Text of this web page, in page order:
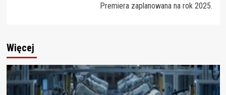
Premiera zaplanowana na rok 2025.
Więcej